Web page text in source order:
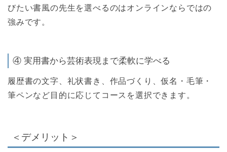
びたい書風の先生を選べるのはオンラインならではの
強みです。
④ 実用書から芸術表現まで柔軟に学べる
履歴書の文字、礼状書き、作品づくり、仮名・毛筆・
筆ペンなど目的に応じてコースを選択できます。
＜デメリット＞